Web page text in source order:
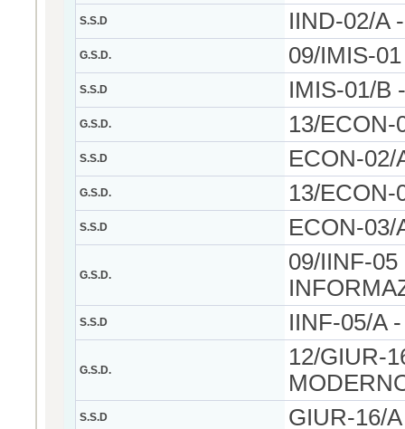
S.S.D IIND-02/A
G.S.D. 09/IMIS-
S.S.D IMIS-01/B
G.S.D. 13/ECON-
S.S.D ECON-02/
G.S.D. 13/ECON-
S.S.D ECON-03/
G.S.D.
09/IINF-
S.S.D IINF-05/A
G.S.D.
12/GIUR-
S.S.D GIUR-16/